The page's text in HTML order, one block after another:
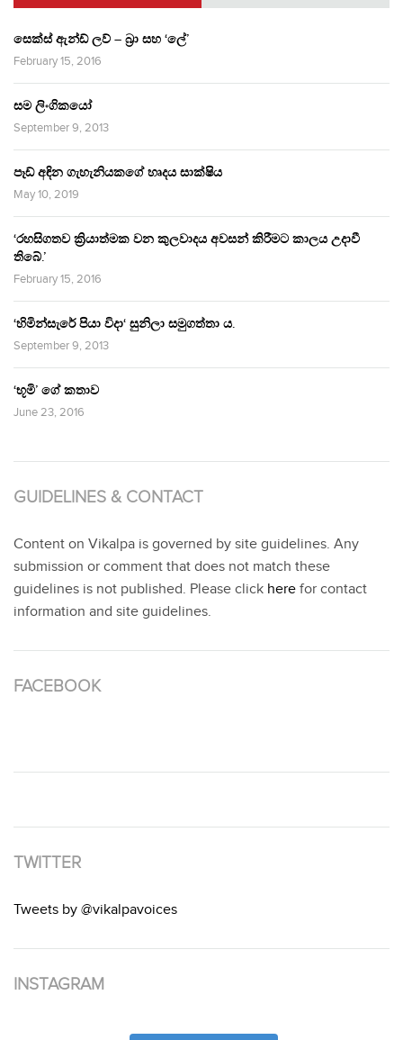
සෙක්ස් ඇන්ඩ් ලව් – බ්‍රා සහ ‘ලේ’
February 15, 2016
සම ලිංගිකයෝ
September 9, 2013
පෑඩ් අඳින ගැහැනියකගේ හෘදය සාක්ෂිය
May 10, 2019
‘රහසිගතව ක්‍රියාත්මක වන කුලවාදය අවසන් කිරීමට කාලය උදාවී
තිබේ.’
February 15, 2016
‘හිමින්සැරේ පියා විදා‘ සුනිලා සමුගත්තා ය.
September 9, 2013
‘භූමි’ ගේ කතාව
June 23, 2016
GUIDELINES & CONTACT
Content on Vikalpa is governed by site guidelines. Any
submission or comment that does not match these
guidelines is not published. Please click here for contact
information and site guidelines.
FACEBOOK
TWITTER
Tweets by @vikalpavoices
INSTAGRAM